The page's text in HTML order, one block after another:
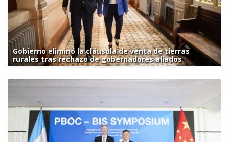
Gobierno eliminó la cláusula de venta de tierras
rurales tras rechazo de gobernadores aliados